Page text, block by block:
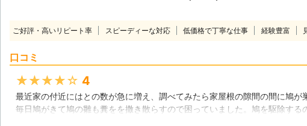
ますので掃除が面倒になります。その掃除に
いようにマスクをしたり、手袋を着用したり
の力では追い払えなくなりましたら、阿蘇グ
せん。 【嫌な糞】 ハトの糞はもちろん清潔ではありません。オウム病など
の原因となる病原菌が含まれている危険性が
ご好評・高いリピート率 スピーディーな対応 低価格で丁寧な仕事 経験豊富
口コミ
★★★★★ 4
最近家の付近にはとの数が急に増え、調べてみたら家屋根の隙間の間に鳩が
毎日鳩がきて鳩の雛も糞をを撒き散らすので困っていました。鳩を駆除する
が衛生面で子どもに影響を及ぼすとも聞いたので、業者さんに駆除をお願い